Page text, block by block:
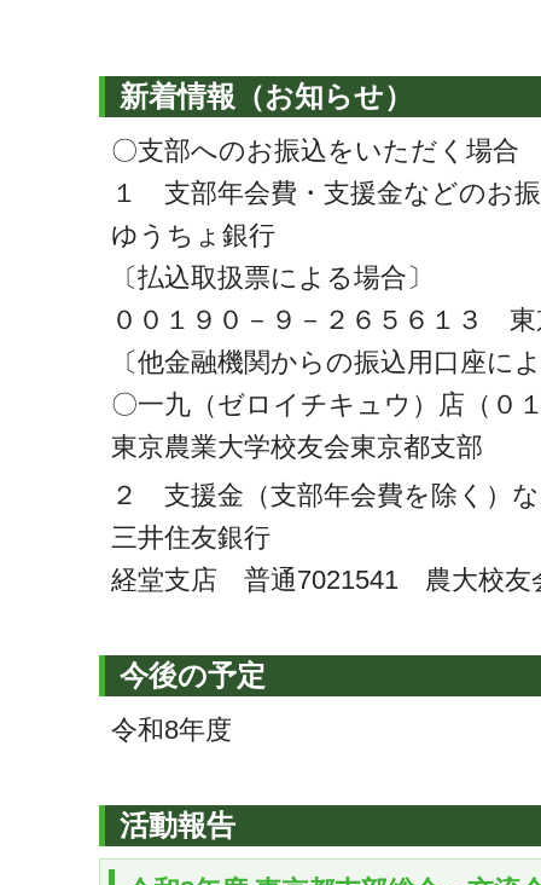
新着情報（お知らせ）
〇支部へのお振込をいただく場合
１ 支部年会費・支援金などのお
ゆうちょ銀行
〔払込取扱票による場合〕
００１９０－９－２６５６１３
〔他金融機関からの振込用口座に
〇一九（ゼロイチキュウ）店（０
東京農業大学校友会東京都支部
２ 支援金（支部年会費を除く）
三井住友銀行
経堂支店 普通7021541 農大校友
今後の予定
令和8年度
活動報告